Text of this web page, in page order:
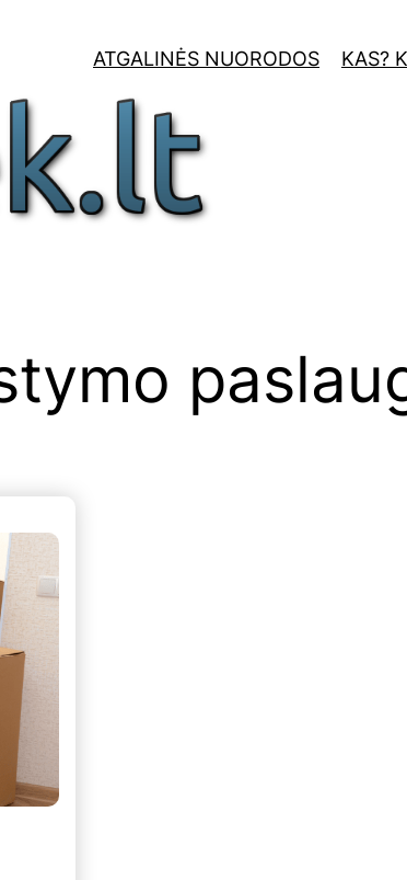
ATGALINĖS NUORODOS KAS?